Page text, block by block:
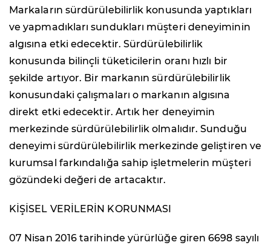
Markaların sürdürülebilirlik konusunda yaptıkları
ve yapmadıkları sundukları müşteri deneyiminin
algısına etki edecektir. Sürdürülebilirlik
konusunda bilinçli tüketicilerin oranı hızlı bir
şekilde artıyor. Bir markanın sürdürülebilirlik
konusundaki çalışmaları o markanın algısına
direkt etki edecektir. Artık her deneyimin
merkezinde sürdürülebilirlik olmalıdır. Sunduğu
deneyimi sürdürülebilirlik merkezinde geliştiren ve
kurumsal farkındalığa sahip işletmelerin müşteri
gözündeki değeri de artacaktır.
KİŞİSEL VERİLERİN KORUNMASI
07 Nisan 2016 tarihinde yürürlüğe giren 6698 sayılı